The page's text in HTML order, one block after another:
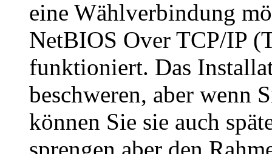
eine Wählverbindung
NetBIOS Over TCP/IP
funktioniert. Das
beschweren, aber wenn
können Sie sie auch
sprengen aber den